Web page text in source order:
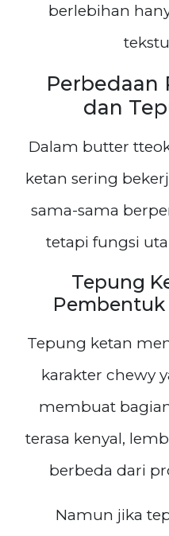
berlebihan
Perbedaan
dan
Dalam butter
ketan sering
sama-sama
tetapi fungsi
Tepung
Pembentuk
Tepung ketan
karakter chewy
membuat
terasa kenyal,
berbeda dari
Namun jika